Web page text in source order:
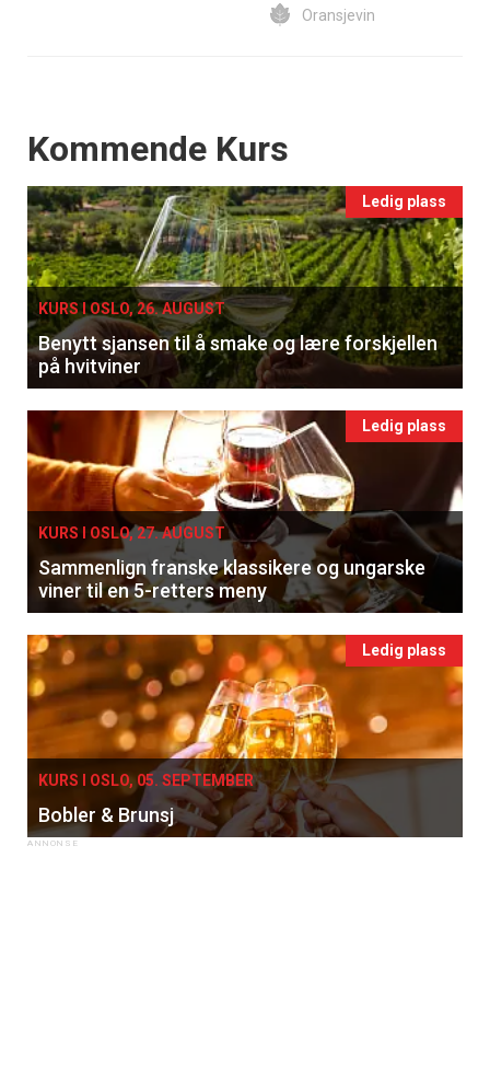
Oransjevin
Events
Kommende Kurs
Ledig plass
KURS I OSLO, 26. AUGUST
Benytt sjansen til å smake og lære forskjellen
på hvitviner
Ledig plass
KURS I OSLO, 27. AUGUST
Sammenlign franske klassikere og ungarske
viner til en 5-retters meny
Ledig plass
KURS I OSLO, 05. SEPTEMBER
Bobler & Brunsj